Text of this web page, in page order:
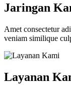
Jaringan
Amet consectetur
veniam similique
Layanan